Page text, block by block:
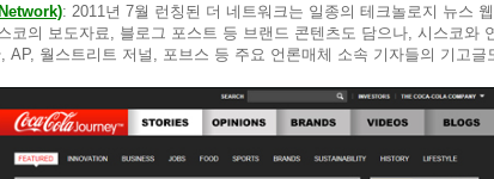
: 2011년 7월 런칭된 더 네트워크는 일종의 테크놀로지 뉴스
코의 보도자료, 블로그 포스트 등 브랜드 콘텐츠도 담으나, 시스코와
AP, 월스트리트 저널, 포브스 등 주요 언론매체 소속 기자들의 기고